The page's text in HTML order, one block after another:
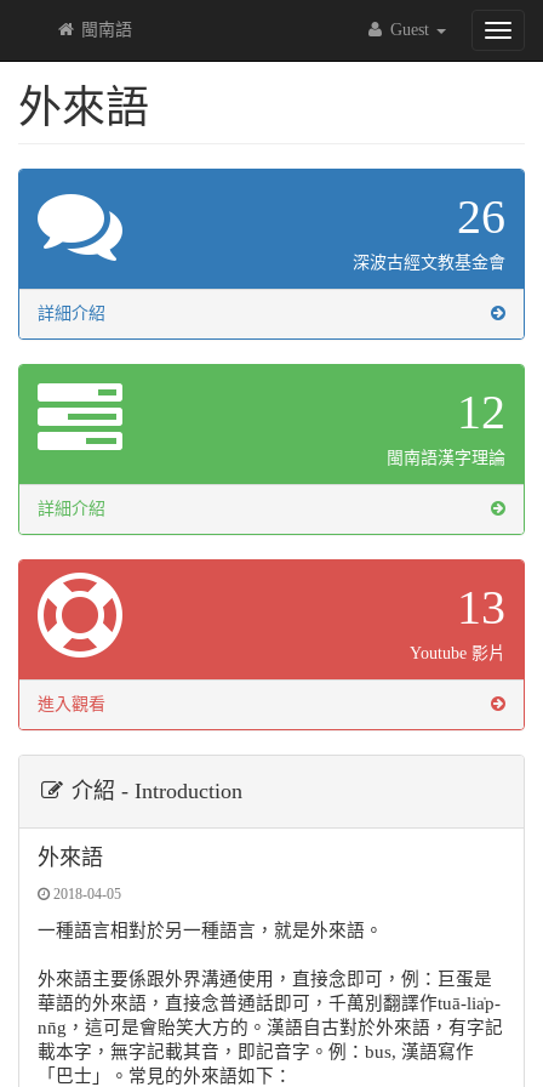
Toggle
閩南語 Guest
外來語
26
深波古經文教基金會
詳細介紹
12
閩南語漢字理論
詳細介紹
13
Youtube 影片
進入觀看
介紹 - Introduction
外來語
2018-04-05
一種語言相對於另一種語言，就是外來語。
外來語主要係跟外界溝通使用，直接念即可，例：巨蛋是
華語的外來語，直接念普通話即可，千萬別翻譯作tuā-lia̍p-
nn̄g，這可是會貽笑大方的。漢語自古對於外來語，有字記
載本字，無字記載其音，即記音字。例：bus, 漢語寫作
「巴士」。常見的外來語如下：